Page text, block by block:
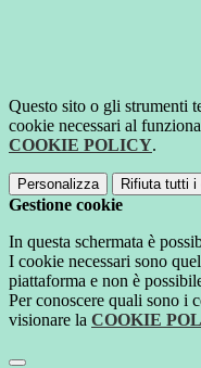
Questo sito o gli strumenti
cookie necessari al
COOKIE POLICY.
Personalizza Rifiuta tutti i
Gestione cookie
In questa schermata è
I cookie necessari sono
piattaforma e non è
Per conoscere quali sono i
visionare la COOKIE